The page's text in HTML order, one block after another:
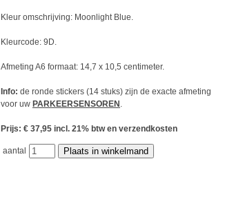
Kleur omschrijving: Moonlight Blue.
Kleurcode: 9D.
Afmeting A6 formaat: 14,7 x 10,5 centimeter.
Info: de ronde stickers (14 stuks) zijn de exacte afmeting
voor uw PARKEERSENSOREN .
Prijs: € 37,95 incl. 21% btw en verzendkosten
aantal